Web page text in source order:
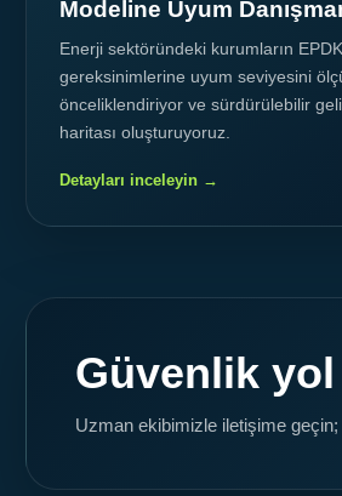
Modeline Uyum
Enerji sektöründeki kurumların
gereksinimlerine uyum seviyesini
önceliklendiriyor ve sürdürülebilir
haritası oluşturuyoruz.
Detayları inceleyin →
Güvenlik yol
Uzman ekibimizle iletişime geçin;